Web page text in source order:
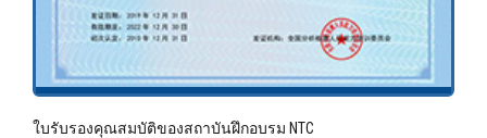
ใบรับรองคุณสมบัติของสถาบันฝึกอบรม NTC